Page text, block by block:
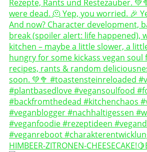
HIMBEER-ZITRONEN-